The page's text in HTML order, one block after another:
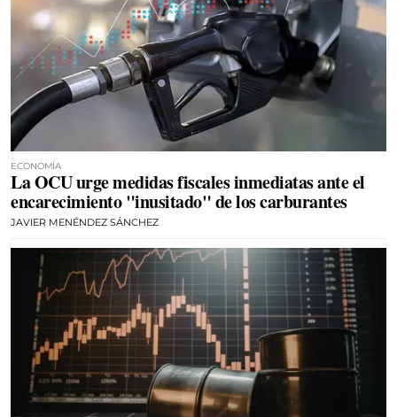
ECONOMÍA
La OCU urge medidas fiscales inmediatas ante el
encarecimiento "inusitado" de los carburantes
JAVIER MENÉNDEZ SÁNCHEZ